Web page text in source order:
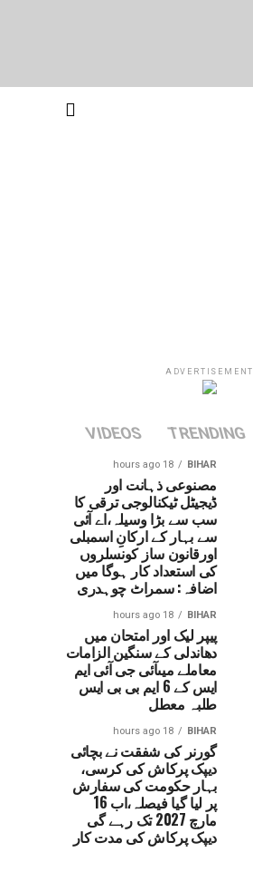
ADVERTISEMENT
TRENDING
VIDEOS
BIHAR
18 hours ago
مصنوعی ذہانت اور
ڈیجیٹل ٹیکنالوجی ترقی کا
سب سے بڑا وسیلہ،اے آئی
سے بہار کے ارکانِ اسمبلی
اورقانون ساز کونسلروں
کی استعداد کار ہوگا میں
اضافہ: سمراٹ چوہدری
BIHAR
18 hours ago
پیپر لیک اور امتحان میں
دھاندلی کے سنگین الزامات
معاملے میںآئی جی آئی ایم
ایس کے 6 ایم بی بی ایس
طلبہ معطل
BIHAR
18 hours ago
گورنر کی شفقت نے بچائی
دیپک پرکاش کی کرسی،
بہار حکومت کی سفارش
پر لیا گیا فیصلہ،اب 16
مارچ 2027 تک رہے گی
دیپک پرکاش کی مدت کار